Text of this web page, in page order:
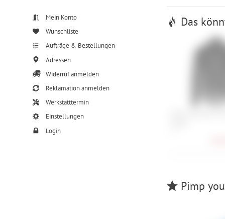
Mein Konto
Wunschliste
Aufträge & Bestellungen
Adressen
Widerruf anmelden
Reklamation anmelden
Werkstatttermin
Einstellungen
Login
Das
Pimp